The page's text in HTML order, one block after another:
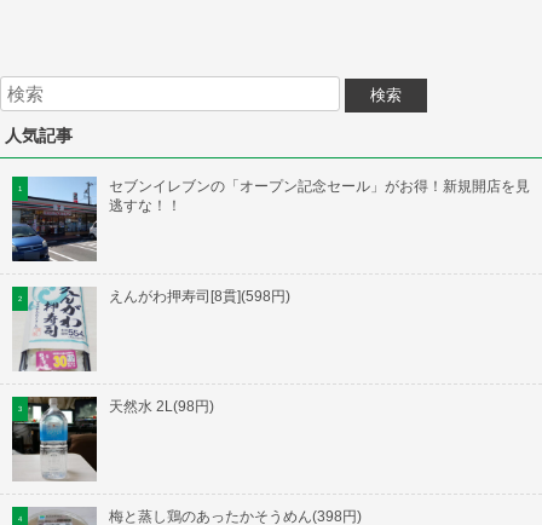
人気記事
セブンイレブンの「オープン記念セール」がお得！新規開店を見
逃すな！！
えんがわ押寿司[8貫](598円)
天然水 2L(98円)
梅と蒸し鶏のあったかそうめん(398円)